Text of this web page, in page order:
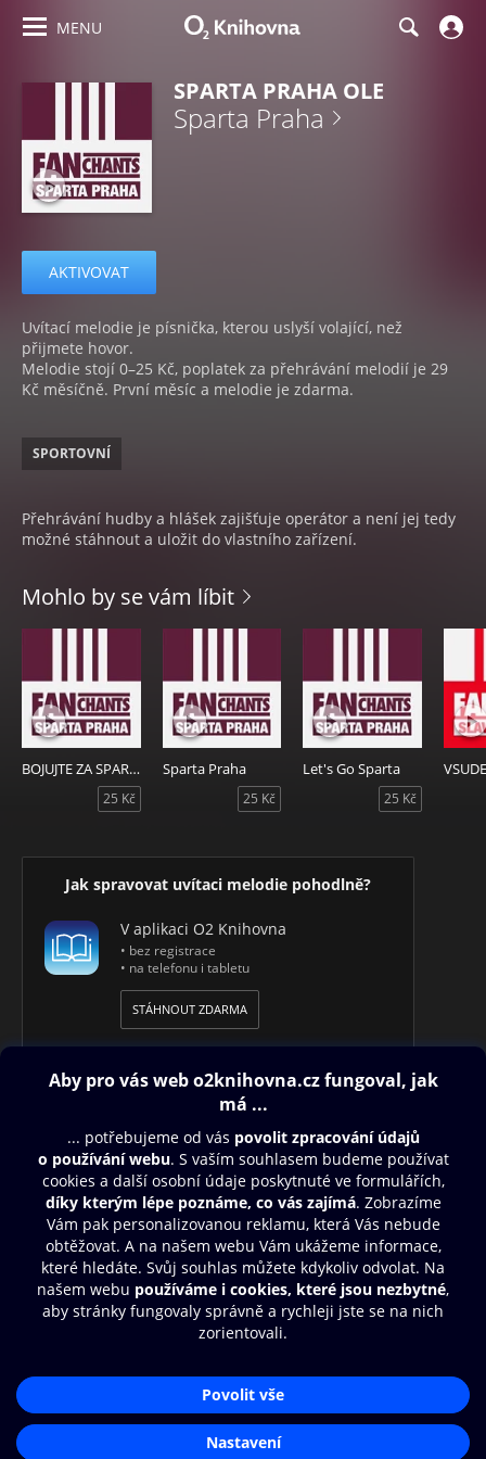
MENU
SPARTA PRAHA OLE
Sparta Praha
AKTIVOVAT
Uvítací melodie je písnička, kterou uslyší volající, než
přijmete hovor.
Melodie stojí 0–25 Kč, poplatek za přehrávání melodií je 29
Kč měsíčně. První měsíc a melodie je zdarma.
SPORTOVNÍ
Přehrávání hudby a hlášek zajišťuje operátor a není jej tedy
možné stáhnout a uložit do vlastního zařízení.
Mohlo by se vám líbit
BOJUJTE ZA SPARTU
25 Kč
Sparta Praha
25 Kč
Let's Go Sparta
25 Kč
Jak spravovat uvítaci melodie pohodlně?
V aplikaci O2 Knihovna
• bez registrace
• na telefonu i tabletu
STÁHNOUT ZDARMA
Obsah ke stažení
Moje O2 Knihovna
Další zábava
© O2 Czech Republic a.s.
Zásady zpracování osobních údajůAplikace O2 Knihovna
Čti a poslouchej své e-knihy a